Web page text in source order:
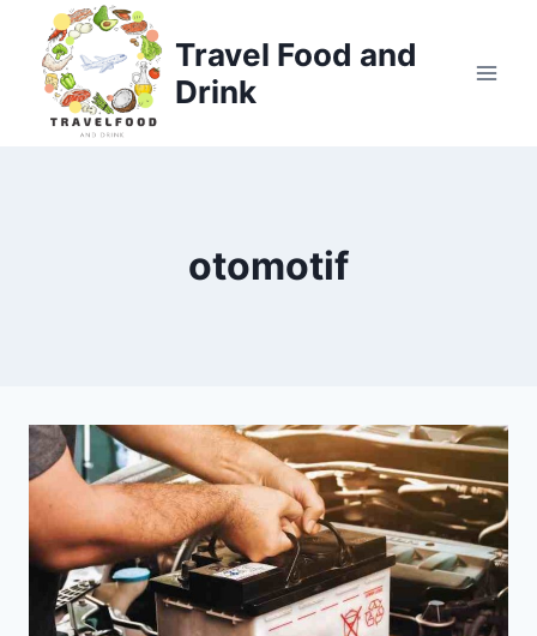
content
Travel Food and
Drink
otomotif